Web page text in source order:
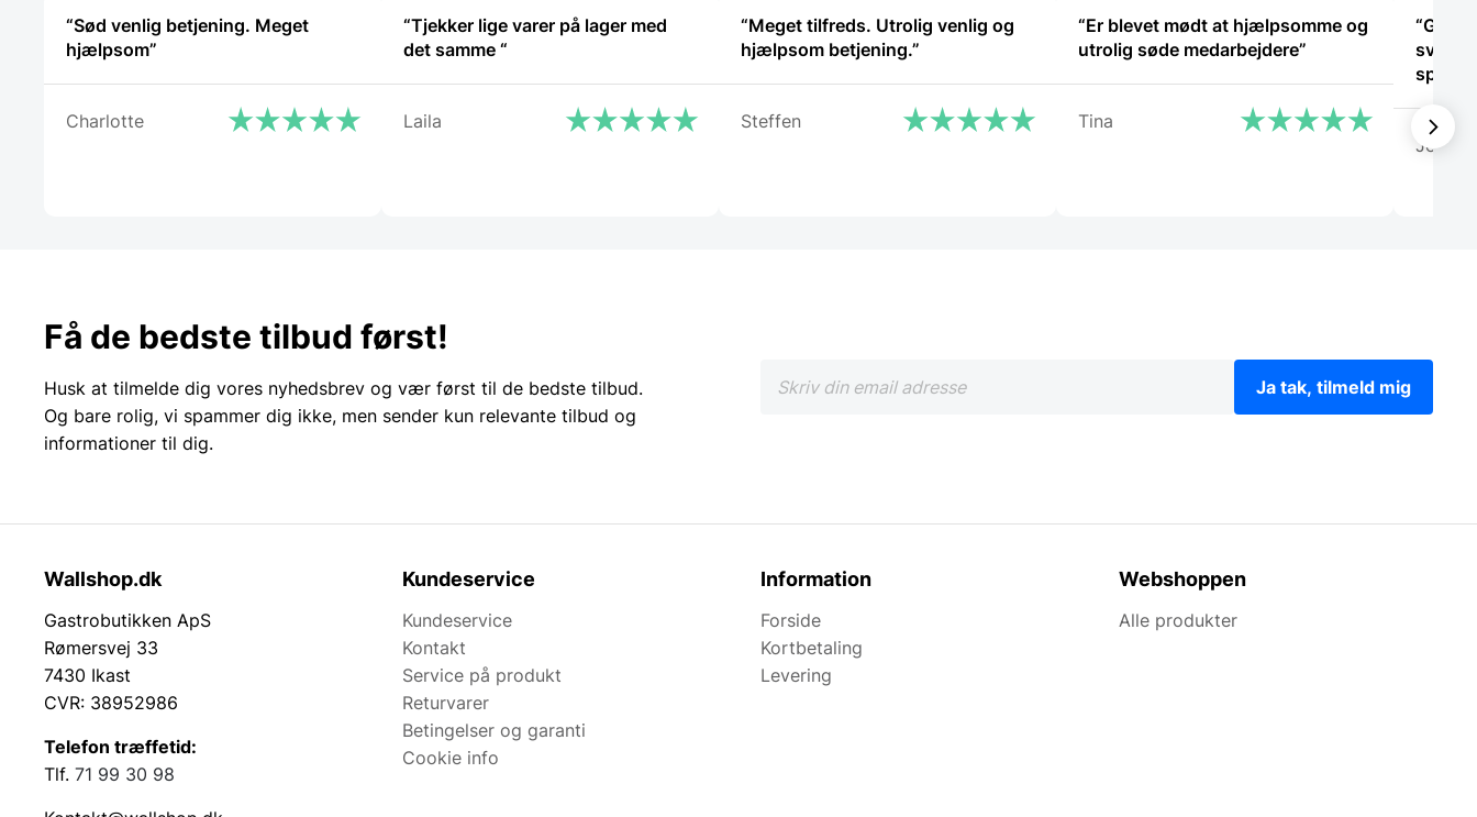
“Sød venlig betjening. Meget
hjælpsom”
Charlotte
“Tjekker lige varer på lager med
det samme “
Laila
“Meget tilfreds. Utrolig venlig og
hjælpsom betjening.”
Steffen
“Er blevet mødt at hjælpsomme og
utrolig søde medarbejdere”
Tina
“God
svare
Få de bedste tilbud først!
Husk at tilmelde dig vores nyhedsbrev og vær først til de bedste tilbud.
Og bare rolig, vi spammer dig ikke, men sender kun relevante tilbud og
informationer til dig.
Ja tak, tilmeld mig
Wallshop.dk
Gastrobutikken ApS
Rømersvej 33
7430 Ikast
CVR: 38952986
Telefon træffetid:
Tlf. 71 99 30 98
Kundeservice
Kundeservice
Kontakt
Service på produkt
Returvarer
Betingelser og garanti
Cookie info
Information
Forside
Kortbetaling
Levering
Webshoppen
Alle produkter